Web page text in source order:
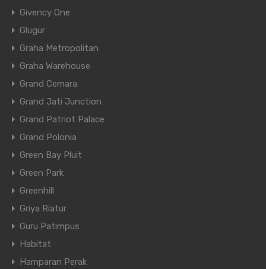
Givency One
Glugur
Graha Metropolitan
Graha Warehouse
Grand Cemara
Grand Jati Junction
Grand Patriot Palace
Grand Polonia
Green Bay Pluit
Green Park
Greenhill
Griya Riatur
Guru Patimpus
Habitat
Hamparan Perak